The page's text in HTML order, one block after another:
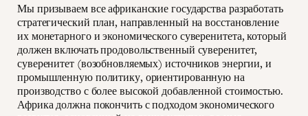
Мы призываем все африканские государства разработать
стратегический план, направленный на восстановление
их монетарного и экономического суверенитета, который
должен включать продовольственный суверенитет,
суверенитет (возобновляемых) источников энергии, и
промышленную политику, ориентированную на
производство с более высокой добавленной стоимостью.
Африка должна покончить с подходом экономического